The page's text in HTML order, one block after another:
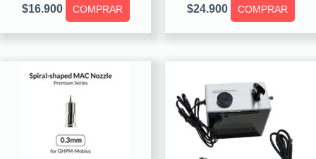
$16.900 COMPRAR $24.900 COMPRAR